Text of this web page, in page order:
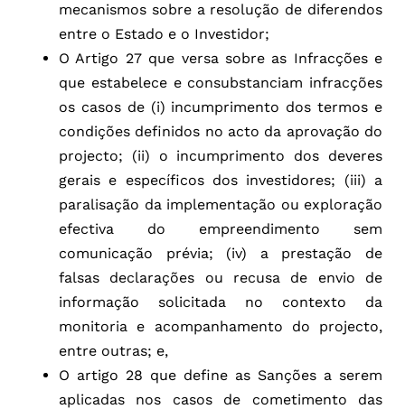
mecanismos sobre a resolução de diferendos
entre o Estado e o Investidor;
O Artigo 27 que versa sobre as Infracções e
que estabelece e consubstanciam infracções
os casos de (i) incumprimento dos termos e
condições definidos no acto da aprovação do
projecto; (ii) o incumprimento dos deveres
gerais e específicos dos investidores; (iii) a
paralisação da implementação ou exploração
efectiva do empreendimento sem
comunicação prévia; (iv) a prestação de
falsas declarações ou recusa de envio de
informação solicitada no contexto da
monitoria e acompanhamento do projecto,
entre outras; e,
O artigo 28 que define as Sanções a serem
aplicadas nos casos de cometimento das